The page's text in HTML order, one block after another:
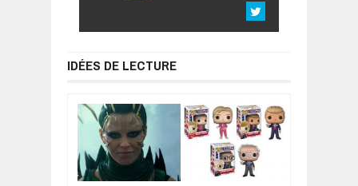
IDÉES DE LECTURE